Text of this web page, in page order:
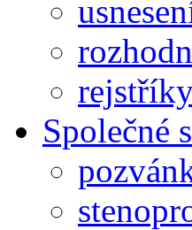
Společné